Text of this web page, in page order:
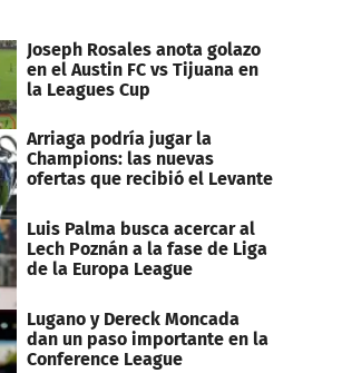
Joseph Rosales anota golazo
en el Austin FC vs Tijuana en
la Leagues Cup
Arriaga podría jugar la
Champions: las nuevas
ofertas que recibió el Levante
Luis Palma busca acercar al
Lech Poznán a la fase de Liga
de la Europa League
Lugano y Dereck Moncada
dan un paso importante en la
Conference League